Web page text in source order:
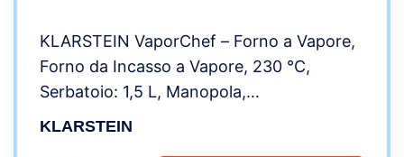
KLARSTEIN VaporChef – Forno a Vapore,
Forno da Incasso a Vapore, 230 °C,
Serbatoio: 1,5 L, Manopola,
Posizionamento Libero, Grigliare, Classe
KLARSTEIN